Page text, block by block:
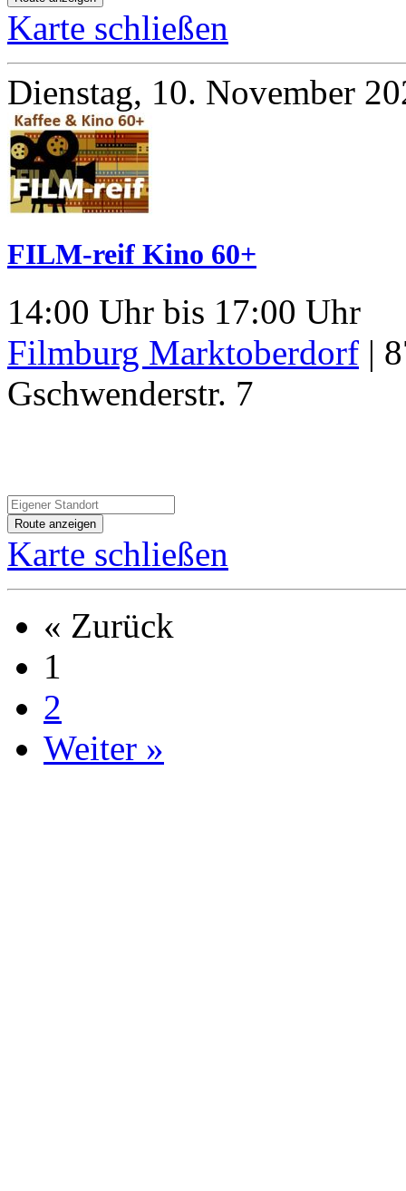
Karte schließen
Dienstag, 10. November
FILM-reif Kino 60+
14:00 Uhr bis 17:00 Uhr
Filmburg Marktoberdorf |
Gschwenderstr. 7
Karte schließen
« Zurück
1
2
Weiter »